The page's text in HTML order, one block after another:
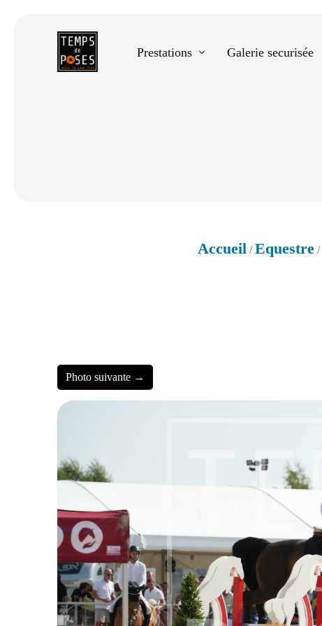
Prestations Galerie securisée
Accueil /Equestre/
Photo suivante →